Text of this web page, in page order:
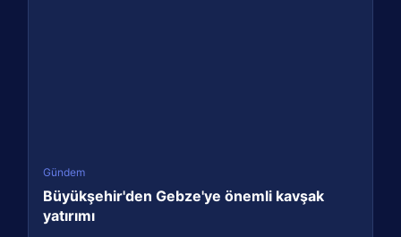
Gündem
Büyükşehir'den Gebze'ye önemli kavşak
yatırımı